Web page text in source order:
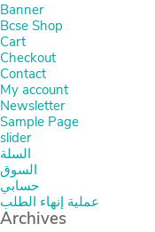
Banner
Bcse Shop
Cart
Checkout
Contact
My account
Newsletter
Sample Page
slider
السلة
السوق
حسابي
عملية إنهاء الطلب
Archives